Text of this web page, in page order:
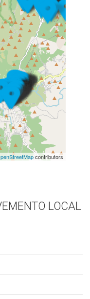
contributors
LOCAL